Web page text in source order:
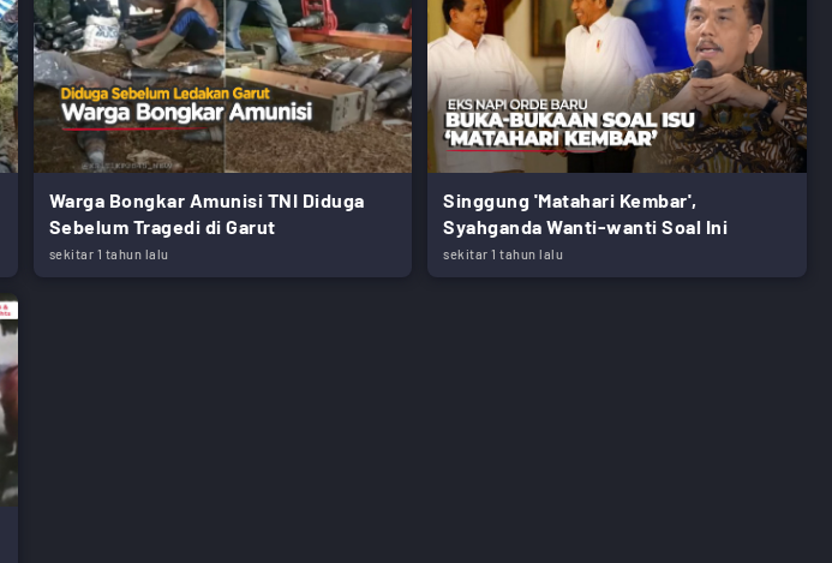
Warga Bongkar Amunisi TNI Diduga
Sebelum Tragedi di Garut
sekitar 1 tahun lalu
Singgung 'Matahari Kembar',
Syahganda Wanti-wanti Soal Ini
sekitar 1 tahun lalu